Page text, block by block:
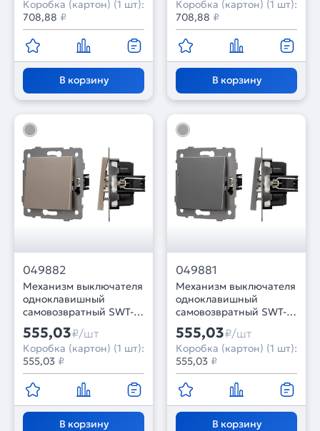
Коробка (картон) (1 шт):
708,88 ₽
В корзину
Коробка (картон) (1 шт):
708,88 ₽
В корзину
049882
Механизм выключателя
одноклавишный
самовозвратный SWT-
MKR1-PL-GD-V (250V,
10A) (Arlight, -)
555,03₽/шт
Коробка (картон) (1 шт):
555,03 ₽
В корзину
049881
Механизм выключателя
одноклавишный
самовозвратный SWT-
MKR1-PL-GR-V (250V,
10A) (Arlight, -)
555,03₽/шт
Коробка (картон) (1 шт):
555,03 ₽
В корзину